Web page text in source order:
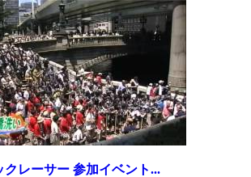
クレーサー 参加イベント...